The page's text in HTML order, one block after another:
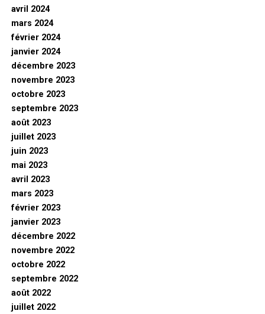
avril 2024
mars 2024
février 2024
janvier 2024
décembre 2023
novembre 2023
octobre 2023
septembre 2023
août 2023
juillet 2023
juin 2023
mai 2023
avril 2023
mars 2023
février 2023
janvier 2023
décembre 2022
novembre 2022
octobre 2022
septembre 2022
août 2022
juillet 2022